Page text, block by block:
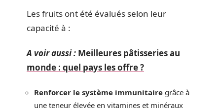
Les fruits ont été évalués selon leur
capacité à :
A voir aussi : Meilleures pâtisseries au
monde : quel pays les offre ?
Renforcer le système immunitaire grâce à
une teneur élevée en vitamines et minéraux